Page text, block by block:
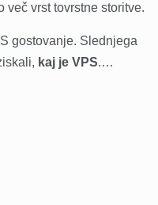
vrst tovrstne storitve.
gostovanje. Slednjega
kaj je VPS.…